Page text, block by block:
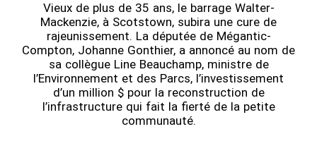
Vieux de plus de 35 ans, le barrage Walter-
Mackenzie, à Scotstown, subira une cure de
rajeunissement. La députée de Mégantic-
Compton, Johanne Gonthier, a annoncé au nom de
sa collègue Line Beauchamp, ministre de
l’Environnement et des Parcs, l’investissement
d’un million $ pour la reconstruction de
l’infrastructure qui fait la fierté de la petite
communauté.